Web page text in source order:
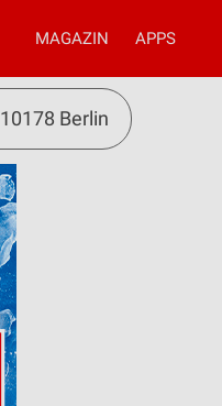
MAGAZIN APPS
10178 Berlin